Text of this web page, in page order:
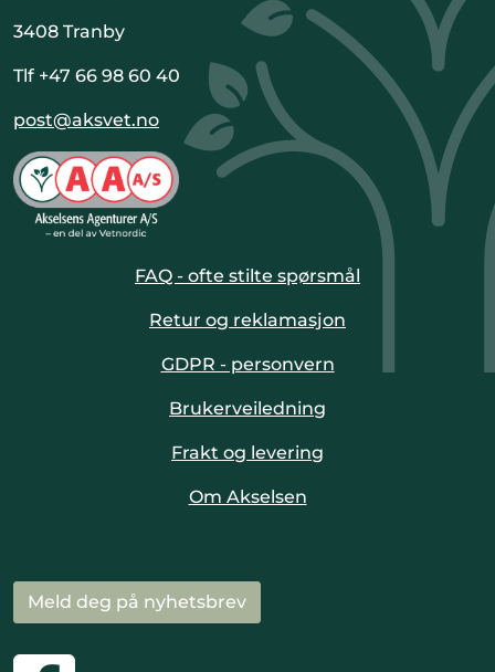
3408 Tranby
Tlf +47 66 98 60 40
post@aksvet.no
FAQ - ofte stilte spørsmål
Retur og reklamasjon
GDPR - personvern
Brukerveiledning
Frakt og levering
Om Akselsen
Meld deg på nyhetsbrev